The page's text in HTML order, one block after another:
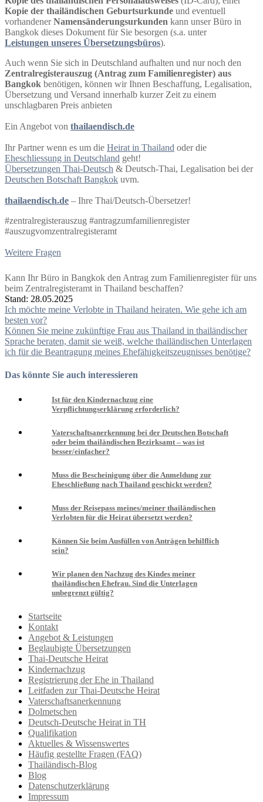
Kopie der thailändischen Geburtsurkunde und eventuell
vorhandenerNamensänderungsurkunden kann unser Büro in
Bangkok dieses Dokument für Sie besorgen (s.a. unter
Leistungen unseres Übersetzungsbüros).
Auch wenn Sie sich in Deutschland aufhalten und nur noch den
Zentralregisterauszug (Antrag zum Familienregister) aus
Bangkok benötigen, können wir Ihnen Beschaffung, Legalisation,
Übersetzung und Versand innerhalb kurzer Zeit zu einem
unschlagbaren Preis anbieten
Ein Angebot von thailaendisch.de
Ihr Partner wenn es um die Heirat in Thailand oder die
Eheschliessung in Deutschland geht!
Übersetzungen Thai-Deutsch & Deutsch-Thai, Legalisation bei der
Deutschen Botschaft Bangkok uvm.
thailaendisch.de – Ihre Thai/Deutsch-Übersetzer!
#zentralregisterauszug #antragzumfamilienregister
#auszugvomzentralregisteramt
Weitere Fragen
Kann Ihr Büro in Bangkok den Antrag zum Familienregister für uns
beim Zentralregisteramt in Thailand beschaffen?
Stand: 28.05.2025
Beitragsnavigation
Ich möchte meine Verlobte in Thailand heiraten. Wie gehe ich am
besten vor?
Können Sie meine zukünftige Frau aus Thailand in thailändischer
Sprache beraten, damit sie weiß, welche thailändischen Unterlagen
ich für die Beantragung meines Ehefähigkeitszeugnisses benötige?
Das könnte Sie auch interessieren
Ist für den Kindernachzug eine
Verpflichtungserklärung erforderlich?
Vaterschaftsanerkennung bei der Deutschen Botschaft
oder beim thailändischen Bezirksamt – was ist
besser/einfacher?
Muss die Bescheinigung über die Anmeldung zur
Eheschließung nach Thailand geschickt werden?
Muss der Reisepass meines/meiner thailändischen
Verlobten für die Heirat übersetzt werden?
Können Sie beim Ausfüllen von Anträgen behilflich
sein?
Wir planen den Nachzug des Kindes meiner
thailändischen Ehefrau. Sind die Unterlagen
unbegrenzt gültig?
Startseite
Kontakt
Angebot & Leistungen
Beglaubigte Übersetzungen
Thai-Deutsche Heirat
Kindernachzug
Registrierung der Ehe in Thailand
Leitfaden zur Thai-Deutsche Heirat
Vaterschaftsanerkennung
Dolmetschen
Deutsch-Deutsche Heirat in TH
Qualifikation
Aktuelles & Wissenswertes
Häufig gestellte Fragen (FAQ)
Thailändisch-Blog
Blog
Datenschutzerklärung
Impressum